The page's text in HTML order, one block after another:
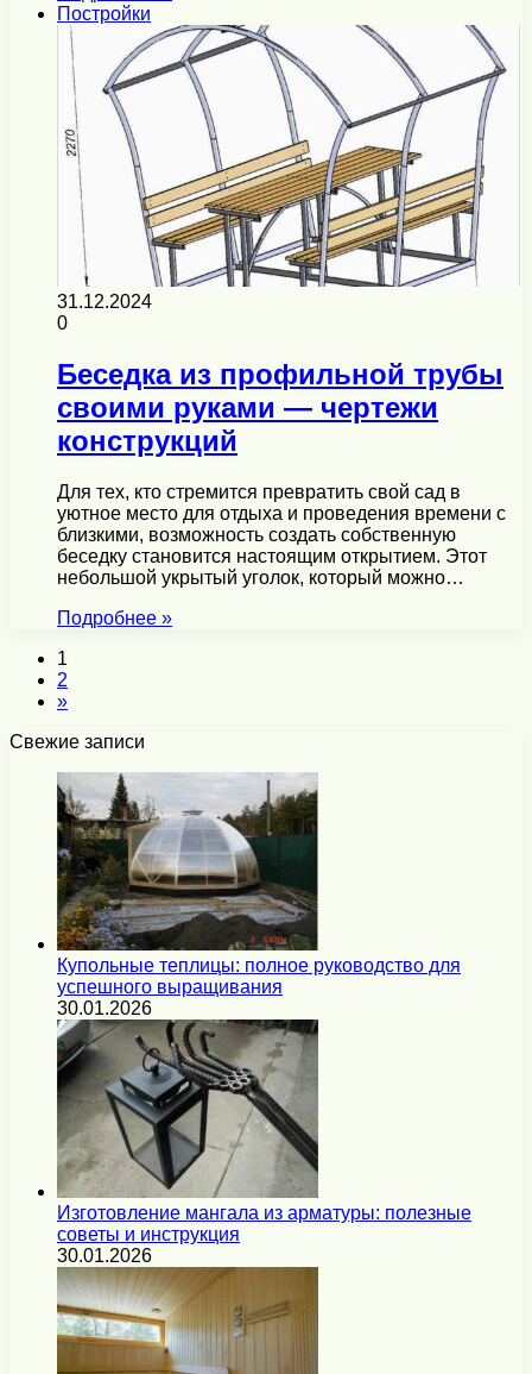
Постройки
31.12.2024
0
Беседка из профильной трубы
своими руками — чертежи
конструкций
Для тех, кто стремится превратить свой сад в
уютное место для отдыха и проведения времени с
близкими, возможность создать собственную
беседку становится настоящим открытием. Этот
небольшой укрытый уголок, который можно…
Подробнее »
1
2
»
Свежие записи
Купольные теплицы: полное руководство для
успешного выращивания
30.01.2026
Изготовление мангала из арматуры: полезные
советы и инструкция
30.01.2026